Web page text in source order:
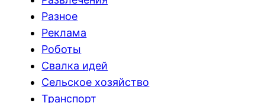
Разное
Реклама
Роботы
Свалка идей
Сельское хозяйство
Транспорт